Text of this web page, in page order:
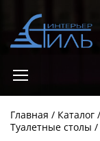
Главная Каталог
Туалетные столы